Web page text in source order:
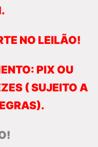
NO LEILÃO!
PIX OU
( SUJEITO A